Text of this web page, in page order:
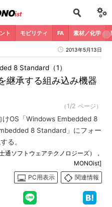
ト モビリティ FA 素材／化学
2013年5月13日
継承する組み込み機器
8 Standard（1）
（1/2 ページ）
OS「Windows Embedded 8
8 Standard」にフォー
る。
通ソフトウェアテクノロジーズ），
MONOist]
PC用表示
関連情報